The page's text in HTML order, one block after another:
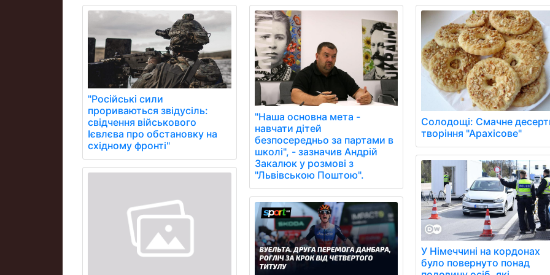
"Російські сили
прориваються звідусіль:
свідчення військового
Ієвлєва про обстановку на
східному фронті"
"Наша основна мета -
навчати дітей
безпосередньо за партами в
школі", - зазначив Андрій
Закалюк у розмові з
"Львівською Поштою".
Солодощі: Смачне
творіння "Арахісове"
У Німеччині на кордонах
було повернуто понад